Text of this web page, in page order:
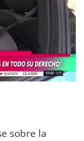
sobre la